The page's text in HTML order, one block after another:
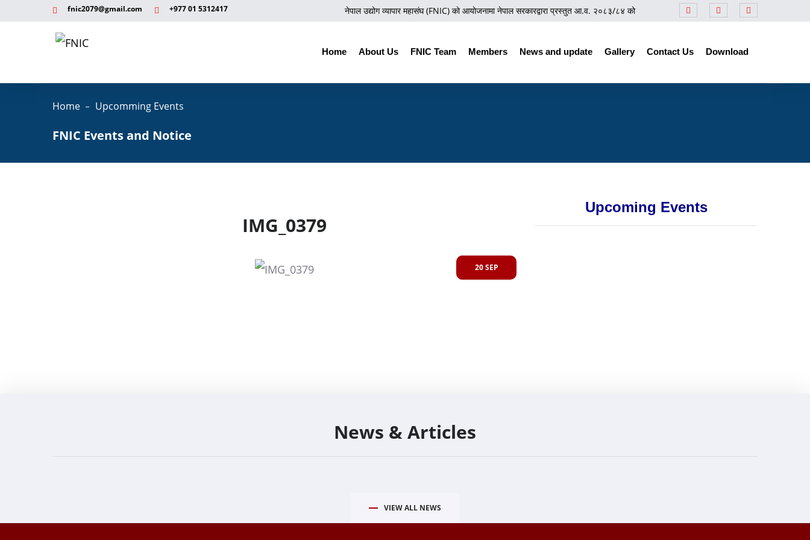
fnic2079@gmail.com +977 ‭01 5312417 नेपाल उद्योग व्यापार महासंघ (FNIC) को आयोजनामा नेपाल सरकारद्वारा प्रस्तुत आ.व. २०८३/८४ को बजेटसम्बन्धी समीक्षा कार्यक्रम || प्रेस नोट
Home About Us FNIC Team Members News and update Gallery Contact Us Download
Home Upcomming Events
FNIC Events and Notice
IMG_0379
20 SEP
Upcoming Events
News & Articles
VIEW ALL NEWS